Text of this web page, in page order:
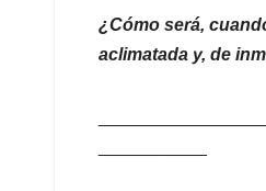
¿Cómo será,
aclimatada y, de